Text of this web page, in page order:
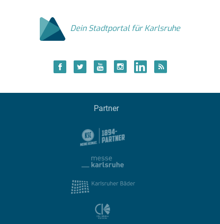
Dein Stadtportal für Karlsruhe
Partner